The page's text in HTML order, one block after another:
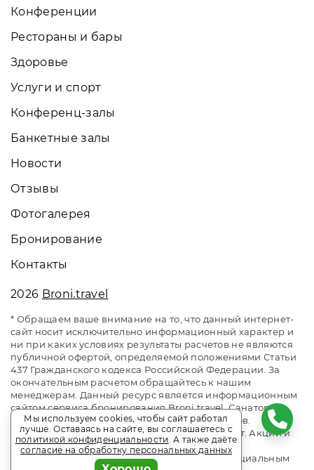
Конференции
Рестораны и бары
Здоровье
Услуги и спорт
Конференц-залы
Банкетные залы
Новости
Отзывы
Фотогалерея
Бронирование
Контакты
2026 Broni.travel
* Обращаем ваше внимание на то, что данный интернет-
сайт носит исключительно информационный характер и
ни при каких условиях результаты расчетов не являются
публичной офертой, определяемой положениями Статьи
437 Гражданского кодекса Российской Федерации. За
окончательным расчетом обращайтесь к нашим
менеджерам. Данный ресурс является информационным
сайтом сервиса бронирования Broni.travel. Санаторий
«Мисхор». Сайт онлайн бронирования номеров.
Актуальные цены, прайс-листы и наличие мест. Акции и
спецпредложения. Выгодное бронирование.
Индивидуальный менеджер. Не является официальным
Мы используем cookies, чтобы сайт работал
лучше. Оставаясь на сайте, вы соглашаетесь с
политикой конфиденциальности. А также даёте
согласие на обработку персональных данных